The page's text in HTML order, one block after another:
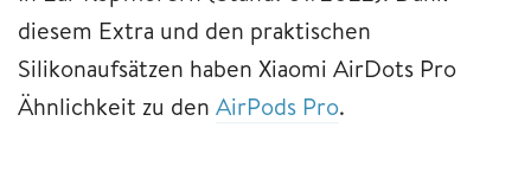
diesem Extra und den praktischen
Silikonaufsätzen haben Xiaomi AirDots Pro
Ähnlichkeit zu den AirPods Pro.